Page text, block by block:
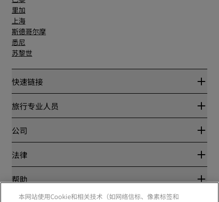
里加
上海
斯德哥尔摩
悉尼
苏黎世
快速链接
丽赏会
Blog
目的地
丽笙酒店集团APP
体育认证酒店
家庭友好型酒店
旅行专业人员
合作伙伴
公司
丽笙酒店集团
工作机会 RHG
工作机会 PPHE
工作机会 EHL
法律
隐私中心
丽赏会条款和条件
帮助
本网站使用Cookie和相关技术（如网络信标、像素标签和